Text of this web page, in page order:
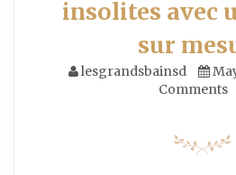
insolites avec
sur
lesgrandsbainsd
Comments